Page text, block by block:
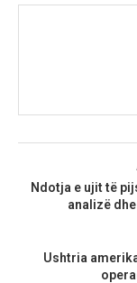
Ndotja e ujit të
analizë
Ushtria